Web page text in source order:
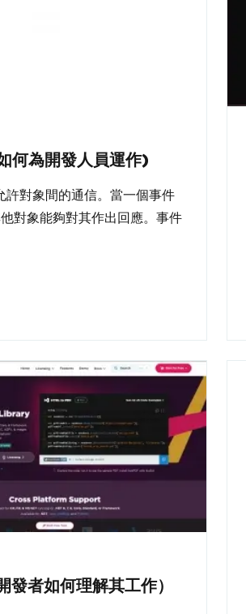
何為開發人員運作)
許對象間的通信。當一個事件
對象能夠對其作出回應。事件
發者如何理解其工作）